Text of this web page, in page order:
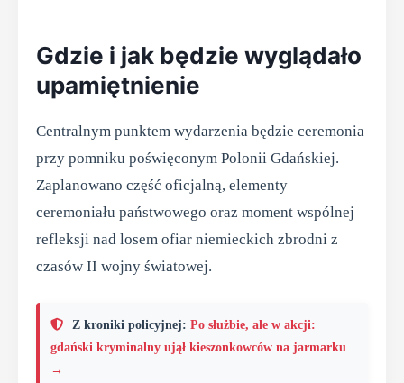
Gdzie i jak będzie wyglądało
upamiętnienie
Centralnym punktem wydarzenia będzie ceremonia
przy pomniku poświęconym Polonii Gdańskiej.
Zaplanowano część oficjalną, elementy
ceremoniału państwowego oraz moment wspólnej
refleksji nad losem ofiar niemieckich zbrodni z
czasów II wojny światowej.
Z kroniki policyjnej: Po służbie, ale w akcji:
gdański kryminalny ujął kieszonkowców na jarmarku
→